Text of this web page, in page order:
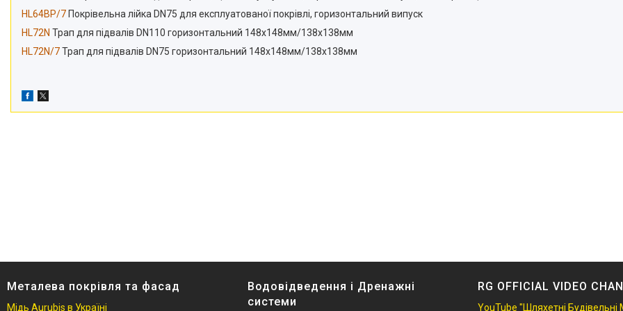
HL64BP/7 Покрівельна лійка DN75 для експлуатованої покрівлі, горизонтальний випуск
HL72N Трап для підвалів DN110 горизонтальний 148х148мм/138х138мм
HL72N/7Трап для підвалів DN75 горизонтальний 148х148мм/138х138мм
Металева покрівля та фасад
Мідь Aurubis в Україні
Водовідведення і Дренажні
системи
RG OFFICIAL VIDEO
YouTube "Шляхетні Будівельні